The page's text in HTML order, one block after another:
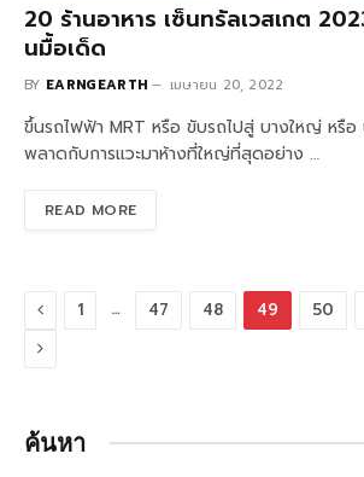
20 ร้านอาหาร เซ็นทรัลเวสเกต
นมื้อเด็ด
BY EARNGEARTH เมษายน 20, 2022
ขึ้นรถไฟฟ้า MRT หรือ ขับรถไปสู่ บางใหญ่ หรื
พลาดกับการแวะมาห้างที่ใหญ่ที่สุดอย่าง …
READ MORE
Previous
1 … 47 48 49 50
Next
ค้นหา